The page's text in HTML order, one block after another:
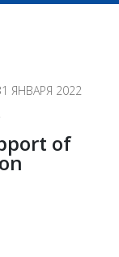
ЯНВАРЯ 2022
of